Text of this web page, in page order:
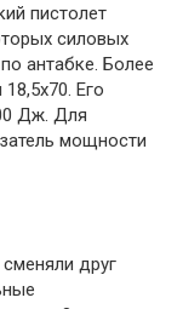
пистолет
силовых
антабке. Более
Его
Дж. Для
мощности
друг